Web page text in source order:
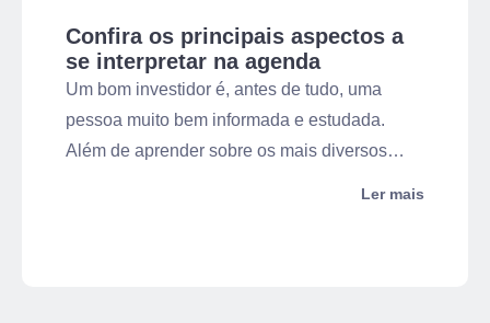
Confira os principais aspectos a
se interpretar na agenda
macroeconômica
Um bom investidor é, antes de tudo, uma
pessoa muito bem informada e estudada.
Além de aprender sobre os mais diversos
Ler mais